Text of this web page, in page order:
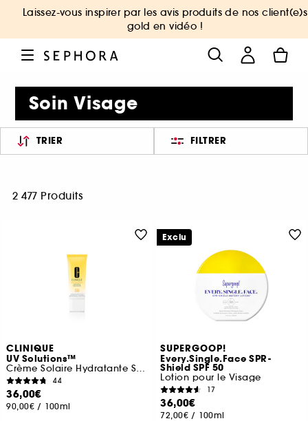
Laissez-vous inspirer par les avis produits de nos client(e)s
gold en vidéo !
Soin Visage
TRIER FILTRER
2 477 Produits
CLINIQUE
UV Solutions™
Crème Solaire Hydratante SPF 50
44
36,00€
90,00€ / 100ml
SUPERGOOP!
Every.Single.Face SPR-
Shield SPF 50
Lotion pour le Visage
17
36,00€
72,00€ / 100ml
Exclu